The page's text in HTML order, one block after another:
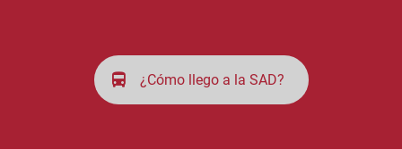
¿Cómo llego a la SAD?